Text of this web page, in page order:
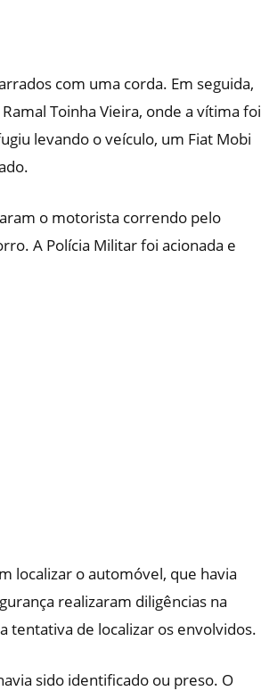
com uma corda. Em seguida,
Toinha Vieira, onde a vítima foi
levando o veículo, um Fiat Mobi
o motorista correndo pelo
A Polícia Militar foi acionada e
localizar o automóvel, que havia
realizaram diligências na
tentativa de localizar os envolvidos.
sido identificado ou preso. O